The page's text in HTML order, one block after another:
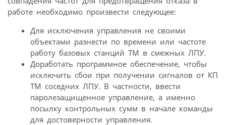
работе необходимо произвести следующее:
Для исключения управления не своими
объектами разнести по времени или частоте
работу базовых станций ТМ в смежных ЛПУ.
Доработать программное обеспечение, чтобы
исключить сбои при получении сигналов от КП
ТМ соседних ЛПУ. В частности, ввести
паролезащищенное управление, а именно
посылку контрольных сумм в начале команды
для достоверности управления.